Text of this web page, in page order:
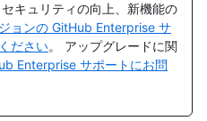
キュリティの向上、新機能の
ョンの GitHub Enterprise サ
ださい。 アップグレードに関
Enterprise サポートにお問